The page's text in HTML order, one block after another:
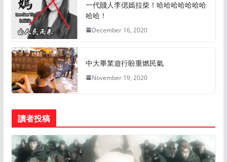
一代賤人李偲嫣拉柴！哈哈哈哈哈哈哈
哈哈！
December 16, 2020
中大畢業遊行盼重燃民氣
November 19, 2020
讀者投稿